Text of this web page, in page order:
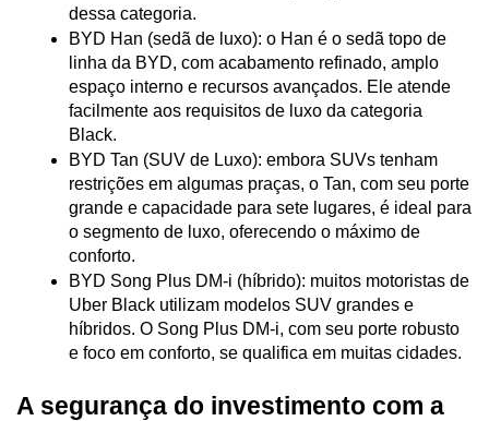
dessa categoria.
BYD Han (sedã de luxo): o Han é o sedã topo de
linha da BYD, com acabamento refinado, amplo
espaço interno e recursos avançados. Ele atende
facilmente aos requisitos de luxo da categoria
Black.
BYD Tan (SUV de Luxo): embora SUVs tenham
restrições em algumas praças, o Tan, com seu porte
grande e capacidade para sete lugares, é ideal para
o segmento de luxo, oferecendo o máximo de
conforto.
BYD Song Plus DM-i (híbrido): muitos motoristas de
Uber Black utilizam modelos SUV grandes e
híbridos. O Song Plus DM-i, com seu porte robusto
e foco em conforto, se qualifica em muitas cidades.
A segurança do investimento com a